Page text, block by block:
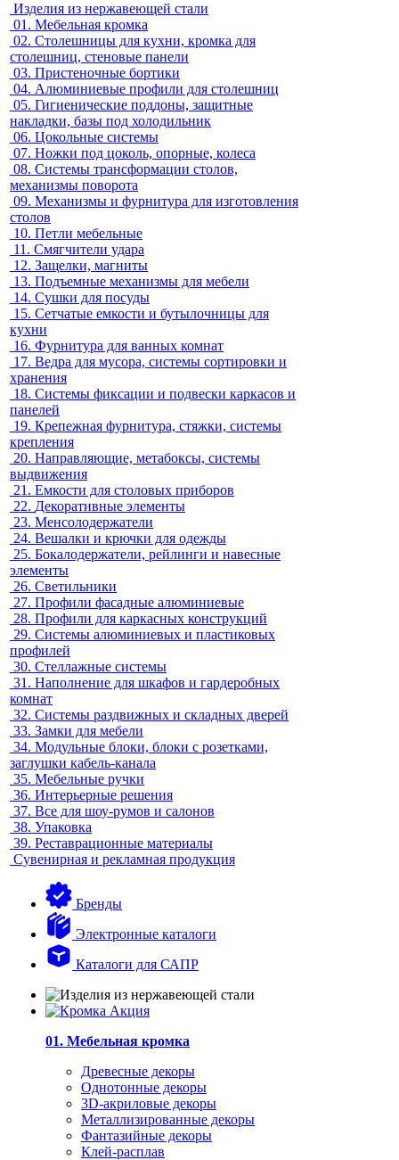
Изделия из нержавеющей стали
01. Мебельная кромка
02. Столешницы для кухни, кромка для
столешниц, стеновые панели
03. Пристеночные бортики
04. Алюминиевые профили для столешниц
05. Гигиенические поддоны, защитные
накладки, базы под холодильник
06. Цокольные системы
07. Ножки под цоколь, опорные, колеса
08. Системы трансформации столов,
механизмы поворота
09. Механизмы и фурнитура для изготовления
столов
10. Петли мебельные
11. Смягчители удара
12. Защелки, магниты
13. Подъемные механизмы для мебели
14. Сушки для посуды
15. Сетчатые емкости и бутылочницы для
кухни
16. Фурнитура для ванных комнат
17. Ведра для мусора, системы сортировки и
хранения
18. Системы фиксации и подвески каркасов и
панелей
19. Крепежная фурнитура, стяжки, системы
крепления
20. Направляющие, метабоксы, системы
выдвижения
21. Емкости для столовых приборов
22. Декоративные элементы
23. Менсолодержатели
24. Вешалки и крючки для одежды
25. Бокалодержатели, рейлинги и навесные
элементы
26. Светильники
27. Профили фасадные алюминиевые
28. Профили для каркасных конструкций
29. Системы алюминиевых и пластиковых
профилей
30. Стеллажные системы
31. Наполнение для шкафов и гардеробных
комнат
32. Системы раздвижных и складных дверей
33. Замки для мебели
34. Модульные блоки, блоки с розетками,
заглушки кабель-канала
35. Мебельные ручки
36. Интерьерные решения
37. Все для шоу-румов и салонов
38. Упаковка
39. Реставрационные материалы
Сувенирная и рекламная продукция
Бренды
Электронные каталоги
Каталоги для САПР
01. Мебельная кромка
Древесные декоры
Однотонные декоры
3D-акриловые декоры
Металлизированные декоры
Фантазийные декоры
Клей-расплав